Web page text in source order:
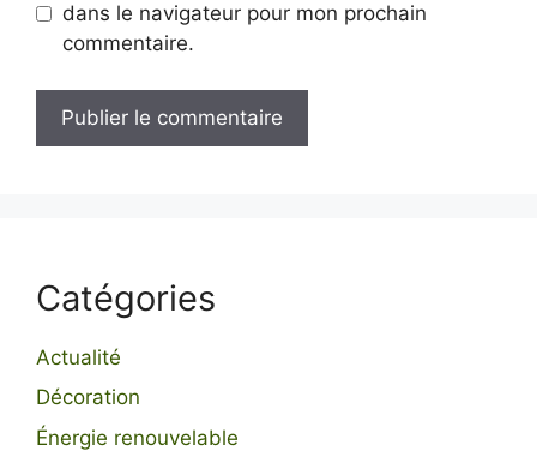
dans le navigateur pour mon prochain
commentaire.
Catégories
Actualité
Décoration
Énergie renouvelable